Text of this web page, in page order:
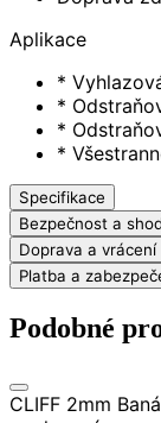
Aplikace
*
*
*
*
Specifikace
Bezpečnost a
Doprava a vrácení
Platba a
Podobné
CLIFF 2mm